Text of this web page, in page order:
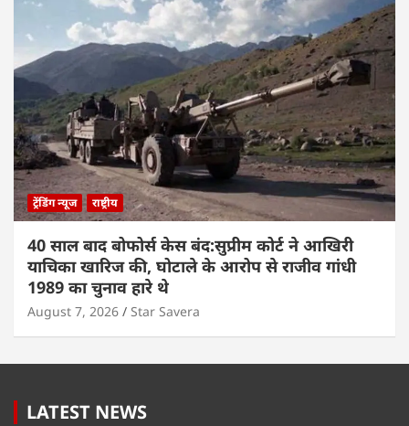
ट्रेंडिंग न्यूज राष्ट्रीय
40 साल बाद बोफोर्स केस बंद:सुप्रीम कोर्ट ने आखिरी
याचिका खारिज की, घोटाले के आरोप से राजीव गांधी
1989 का चुनाव हारे थे
August 7, 2026 Star Savera
LATEST NEWS